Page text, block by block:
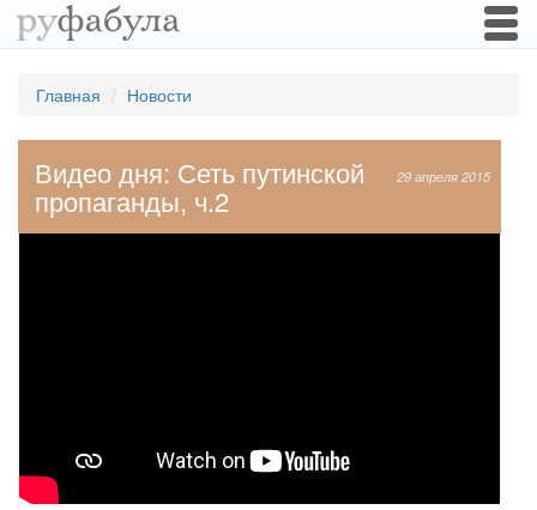
Главная Новости
29 апреля 2015
Видео дня: Сеть путинской
пропаганды, ч.2